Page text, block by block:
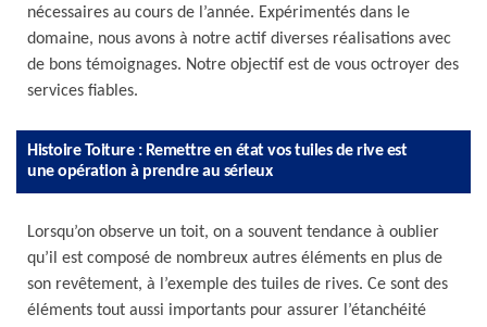
nécessaires au cours de l’année. Expérimentés dans le
domaine, nous avons à notre actif diverses réalisations avec
de bons témoignages. Notre objectif est de vous octroyer des
services fiables.
Histoire Toiture : Remettre en état vos tuiles de rive est
une opération à prendre au sérieux
Lorsqu’on observe un toit, on a souvent tendance à oublier
qu’il est composé de nombreux autres éléments en plus de
son revêtement, à l’exemple des tuiles de rives. Ce sont des
éléments tout aussi importants pour assurer l’étanchéité